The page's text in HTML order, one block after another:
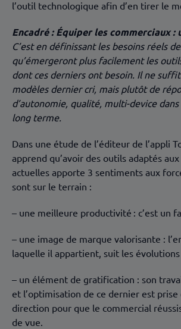
l’outil technologique afin d’en tirer le
Encadré : Équiper les commerciaux :
C’est en définissant les besoins réels
qu’émergeront plus facilement les
dont ces derniers ont besoin. Il ne suffit
modèles dernier cri, mais plutôt de
d’autonomie, qualité, multi-device
long terme.
Dans une étude de l’éditeur de l’appli
apprend qu’avoir des outils adaptés
actuelles apporte 3 sentiments aux
sont sur le terrain :
– une meilleure productivité : c’est un
– une image de marque valorisante :
laquelle il appartient, suit les
– un élément de gratification : son
et l’optimisation de ce dernier est prise
direction pour que le commercial
de vue.